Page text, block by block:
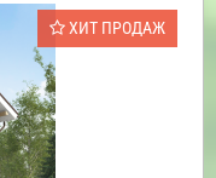
ХИТ ПРОДАЖ